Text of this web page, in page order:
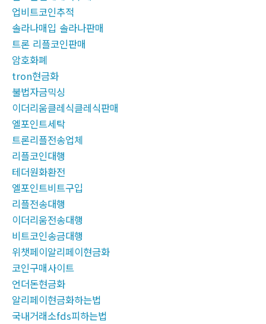
업비트코인추적
솔라나매입 솔라나판매
트론 리플코인판매
암호화폐
tron현금화
불법자금믹싱
이더리움클레식클레식판매
엘포인트세탁
트론리플전송업체
리플코인대행
테더원화환전
엘포인트비트구입
리플전송대행
이더리움전송대행
비트코인송금대행
위챗페이알리페이현금화
코인구매사이트
언더돈현금화
알리페이현금화하는법
국내거래소fds피하는법